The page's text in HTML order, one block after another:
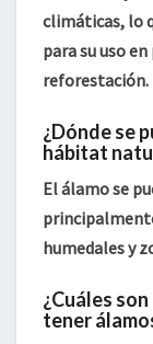
climáticas, lo
para su uso
reforestación.
¿Dónde se
hábitat
El álamo se
humedales y
¿Cuáles
tener